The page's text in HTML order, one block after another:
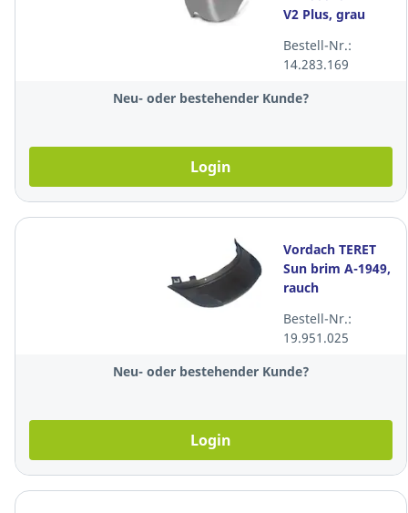
V2 Plus, grau
Bestell-Nr.:
14.283.169
Neu- oder bestehender Kunde?
Login
Vordach TERET
Sun brim A-1949,
rauch
Bestell-Nr.:
19.951.025
Neu- oder bestehender Kunde?
Login